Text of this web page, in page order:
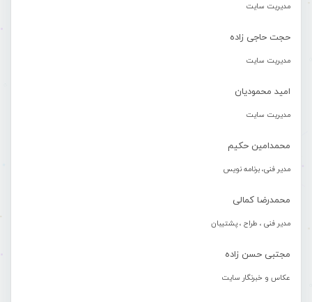
مدیریت سایت
حجت حاجی زاده
مدیریت سایت
امید محمودیان
مدیریت سایت
محمدامین حکیم
مدیر فنی، برنامه نویس
محمدرضا کمالی
مدیر فنی ، طراح ، پشتیبان
مجتبی حسن زاده
عکاس و خبرنگار سایت